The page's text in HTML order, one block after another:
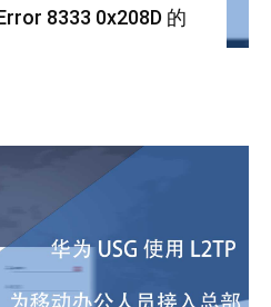
8333 0x208D 的